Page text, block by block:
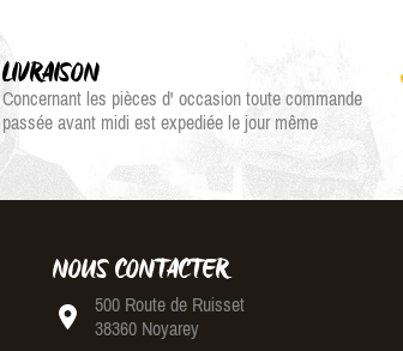
LIVRAISON
Concernant les pièces d' occasion toute commande
passée avant midi est expediée le jour même
NOUS CONTACTER
500 Route de Ruisset
38360 Noyarey